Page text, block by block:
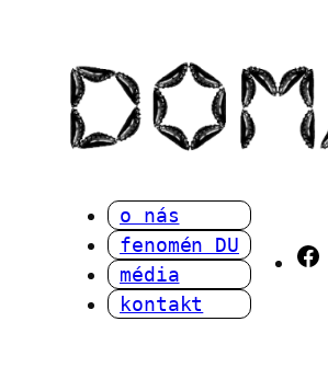
o nás
fenomén DU
média
kontakt